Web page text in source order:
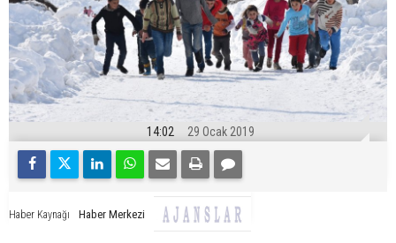
14:02 29 Ocak 2019
Haber Kaynağı Haber Merkezi